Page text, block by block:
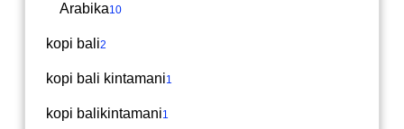
Arabika10
kopi bali2
kopi bali kintamani1
kopi balikintamani1